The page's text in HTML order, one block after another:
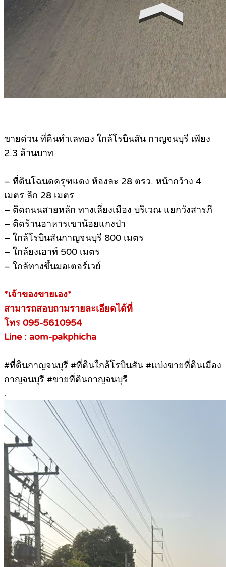
ขายด่วน ที่ดินทำเลทอง ใกล้โรบินสัน กาญจนบุรี เพียง
2.3 ล้านบาท
– ที่ดินโฉนดครุฑแดง ห้องละ 28 ตรว. หน้ากว้าง 4
เมตร ลึก 28 เมตร
– ติดถนนสายหลัก ทางเลี่ยงเมือง บริเวณ แยกวังสารภี
– ติดร้านอาหารเขาน้อยแกงป่า
– ใกล้โรบินสันกาญจนบุรี 800 เมตร
– ใกล้ยงเฮาท์ 500 เมตร
– ใกล้ทางขึ้นมอเตอร์เวย์
*เจ้าของขายเอง*
สามารถสอบถามรายละเอียดได้ที่
โทร 095-5610954
Line : aom-pakphicha
#ที่ดินกาญจนบุรี #ที่ดินใกล้โรบินสัน #แบ่งขายที่ดินเมือง
กาญจนบุรี #ขายที่ดินกาญจนบุรี
.